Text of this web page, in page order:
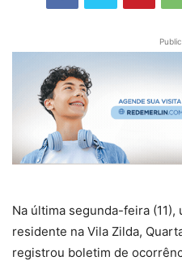
Na última segunda-feira (11),
residente na Vila Zilda,
registrou boletim de